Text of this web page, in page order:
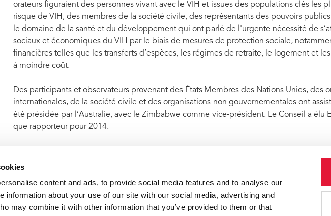
content and ads, to provide social media features and to analyse our
information about your use of our site with our social media, advertising and
may combine it with other information that you’ve provided to them or that
orateurs figuraient des personnes vivant avec le VIH et issues des populations clés les
risque de VIH, des membres de la société civile, des représentants des pouvoirs
le domaine de la santé et du développement qui ont parlé de l'urgente nécessité de
sociaux et économiques du VIH par le biais de mesures de protection sociale,
financières telles que les transferts d’espèces, les régimes de retraite, le logement et
à moindre coût.
Des participants et observateurs provenant des États Membres des Nations Unies, des
internationales, de la société civile et des organisations non gouvernementales ont
été présidée par l’Australie, avec le Zimbabwe comme vice-président. Le Conseil a élu
que rapporteur pour 2014.
réunion peuvent être consultés sur :
Cliquez ici pour accéder aux reportages, vidéos, publications, infographies, etc. Press